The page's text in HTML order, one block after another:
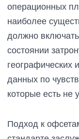
операционных
наиболее
должно
состоянии
географических
данных по
которые есть не
Подход к